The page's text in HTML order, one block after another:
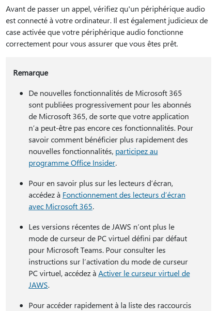
Avant de passer un appel, vérifiez qu'un périphérique audio
est connecté à votre ordinateur. Il est également judicieux de
case activée que votre périphérique audio fonctionne
correctement pour vous assurer que vous êtes prêt.
Remarque
De nouvelles fonctionnalités de Microsoft 365
sont publiées progressivement pour les abonnés
de Microsoft 365, de sorte que votre application
n’a peut-être pas encore ces fonctionnalités. Pour
savoir comment bénéficier plus rapidement des
nouvelles fonctionnalités, participez au
programme Office Insider.
Pour en savoir plus sur les lecteurs d’écran,
accédez à Fonctionnement des lecteurs d’écran
avec Microsoft 365.
Les versions récentes de JAWS n’ont plus le
mode de curseur de PC virtuel défini par défaut
pour Microsoft Teams. Pour consulter les
instructions sur l’activation du mode de curseur
PC virtuel, accédez à Activer le curseur virtuel de
JAWS.
Pour accéder rapidement à la liste des raccourcis